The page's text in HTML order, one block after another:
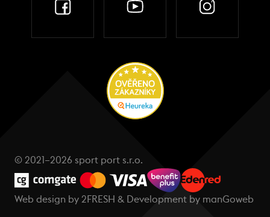
© 2021–2026 sport port s.r.o.
Web design by 2FRESH & Development by manGoweb